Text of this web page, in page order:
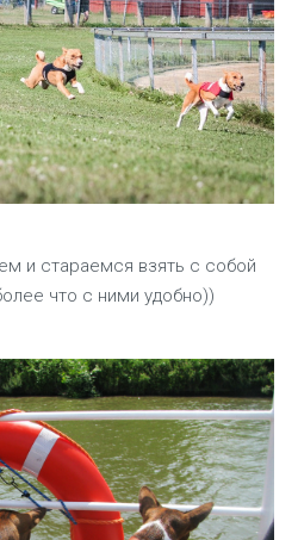
и стараемся взять с собой
что с ними удобно))